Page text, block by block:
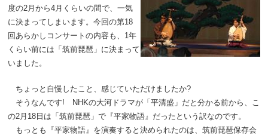
度の2月から4月くらいの間で、一気
に決まってしまいます。今回の第18
回あらかしコンサートの内容も、1年
くらい前には「筑前琵琶」に決まって
いました。
ちょっと自慢したこと、感じていただけましたか?
そうなんです! NHKの大河ドラマが「平清盛」だと分かる前から、こ
の2月18日は「筑前琵琶」で『平家物語』だったという訳なのです。
もっとも『平家物語』を演奏すると決められたのは、筑前琵琶保存会